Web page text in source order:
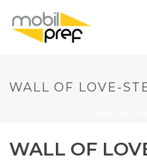
WALL OF LOVE-
WALL OF